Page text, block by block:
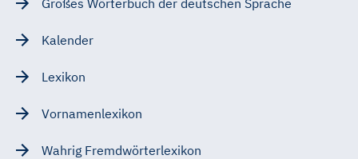
Kalender
Lexikon
Vornamenlexikon
Wahrig Fremdwörterlexikon